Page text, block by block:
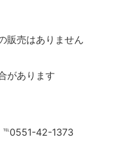
販売はありません
があります
℡0551-42-1373